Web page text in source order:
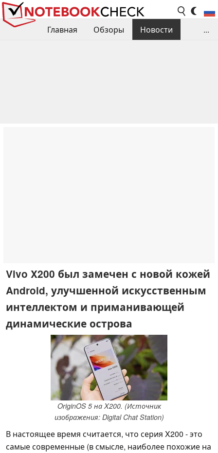
Главная Обзоры
Новости
...
Vivo X200 был замечен с новой кожей
Android, улучшенной искусственным
интеллектом и приманивающей
динамические острова
OriginOS 5 на X200. (Источник
изображения: Digital Chat Station)
В настоящее время считается, что серия X200 - это
самые современные (в смысле, наиболее похожие на